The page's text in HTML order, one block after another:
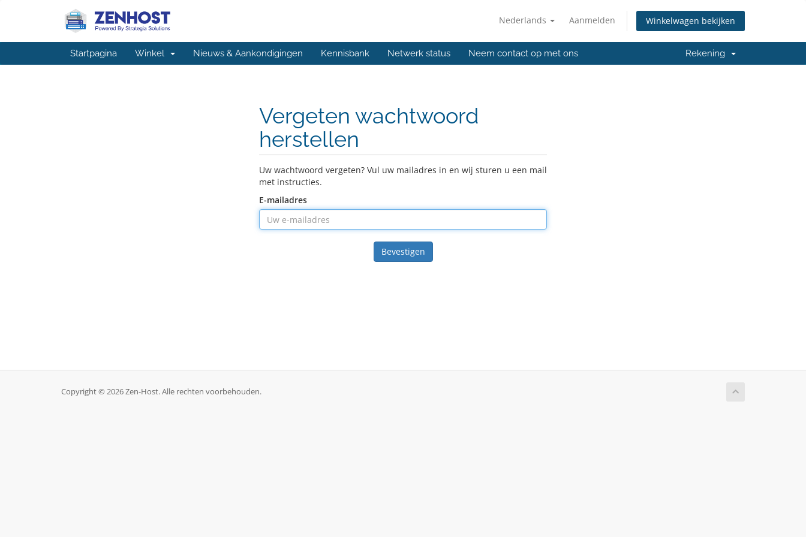
Nederlands Aanmelden Winkelwagen bekijken
Startpagina Winkel Nieuws & Aankondigingen Kennisbank Netwerk status Neem contact op met ons Rekening
Vergeten wachtwoord
herstellen
Uw wachtwoord vergeten? Vul uw mailadres in en wij sturen u een mail
met instructies.
E-mailadres
Bevestigen
Copyright © 2026 Zen-Host. Alle rechten voorbehouden.